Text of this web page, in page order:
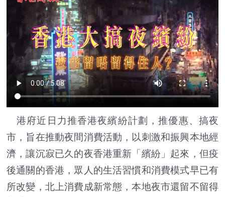
港府近日力推香港夜繽紛計劃，推優惠、搞夜
市，旨在推動夜間消費活動，以刺激和振興本地經
濟，讓沉寂已久的夜香港重新「繽紛」起來，但疫
後通關的香港，眾人的生活習慣和消費模式早已有
所改變，北上消費成新常態，本地夜市還留不留得